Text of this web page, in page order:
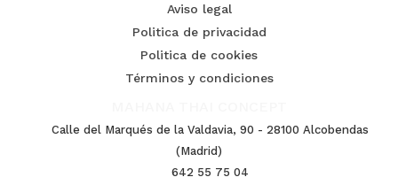
Aviso legal
Politica de privacidad
Politica de cookies
Términos y condiciones
Calle del Marqués de la Valdavia, 90 - 28100 Alcobendas
(Madrid)
642 55 75 04